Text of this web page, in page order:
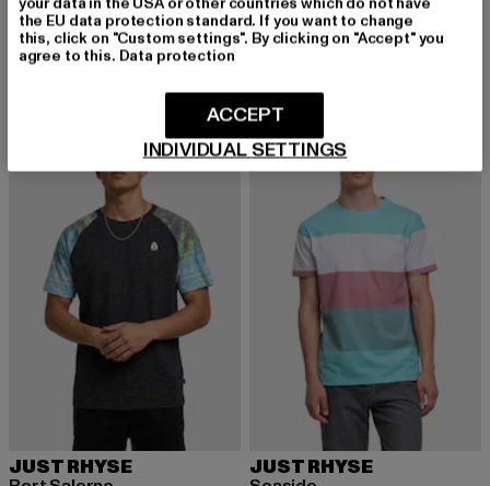
Just Rhyse Port Salerno T-Shirt
22,49 EUR
Derzeitiger Preis: 22,49 EUR
24,99 EURAktionspreis: 24,99 EUR
Samara
17,93 EUR
Derzeitiger Preis: 17,93 EUR
22,99 EURAktionspreis:
JUST RHYSE
-10%
JUST RHYSE
the EU data protection standard. If you want to change
this, click on "Custom settings". By clicking on "Accept" you
agree to this. Data protection
INDIVIDUAL SETTINGS
ACCEPT